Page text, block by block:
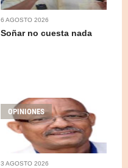
6 AGOSTO 2026
Soñar no cuesta nada
OPINIONES
3 AGOSTO 2026